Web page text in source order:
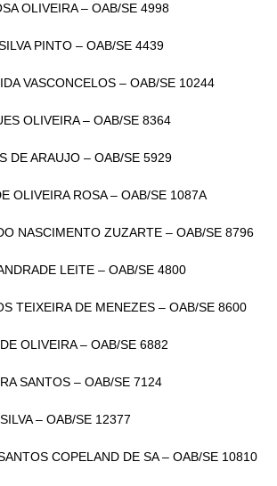
OLIVEIRA – OAB/SE 4998
PINTO – OAB/SE 4439
VASCONCELOS – OAB/SE 10244
OLIVEIRA – OAB/SE 8364
DE ARAUJO – OAB/SE 5929
OLIVEIRA ROSA – OAB/SE 1087A
NASCIMENTO ZUZARTE – OAB/SE 8796
LEITE – OAB/SE 4800
TEIXEIRA DE MENEZES – OAB/SE 8600
OLIVEIRA – OAB/SE 6882
SANTOS – OAB/SE 7124
– OAB/SE 12377
COPELAND DE SA – OAB/SE 10810